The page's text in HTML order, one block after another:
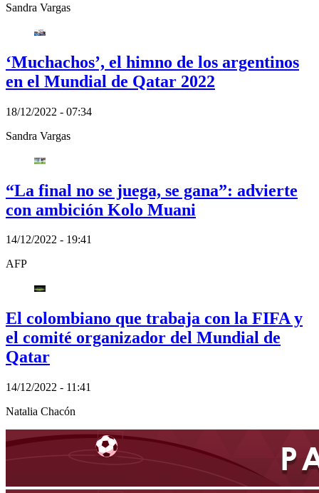
Sandra Vargas
‘Muchachos’, el himno de los argentinos
en el Mundial de Qatar 2022
18/12/2022 - 07:34
Sandra Vargas
“La final no se juega, se gana”: advierte
con ambición Kolo Muani
14/12/2022 - 19:41
AFP
El colombiano que trabaja con la FIFA y
el comité organizador del Mundial de
Qatar
14/12/2022 - 11:41
Natalia Chacón